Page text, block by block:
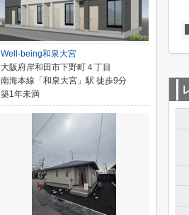
Well-being和泉大宮
大阪府岸和田市下野町４丁目
南海本線「和泉大宮」駅 徒歩9分
築1年未満